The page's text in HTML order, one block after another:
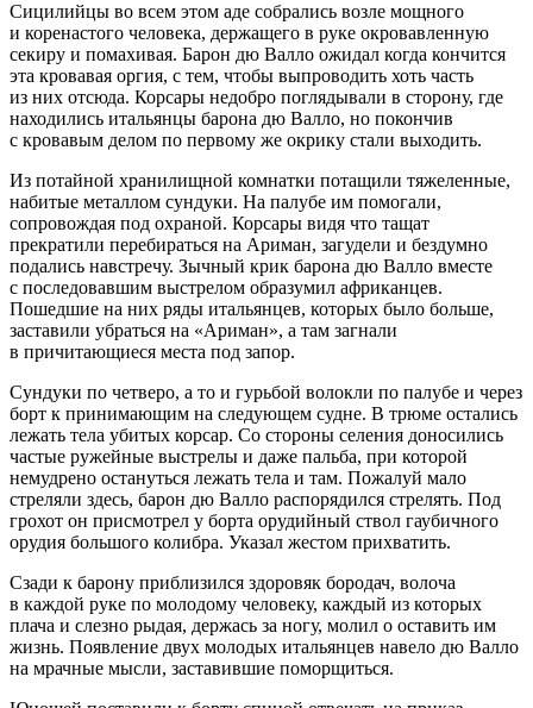
Сицилийцы во всем этом аде собрались возле мощного
и коренастого человека, держащего в руке окровавленную
секиру и помахивая. Барон дю Валло ожидал когда кончится
эта кровавая оргия, с тем, чтобы выпроводить хоть часть
из них отсюда. Корсары недобро поглядывали в сторону, где
находились итальянцы барона дю Валло, но покончив
с кровавым делом по первому же окрику стали выходить.
Из потайной хранилищной комнатки потащили тяжеленные,
набитые металлом сундуки. На палубе им помогали,
сопровождая под охраной. Корсары видя что тащат
прекратили перебираться на Ариман, загудели и бездумно
подались навстречу. Зычный крик барона дю Валло вместе
с последовавшим выстрелом образумил африканцев.
Пошедшие на них ряды итальянцев, которых было больше,
заставили убраться на «Ариман», а там загнали
в причитающиеся места под запор.
Сундуки по четверо, а то и гурьбой волокли по палубе и через
борт к принимающим на следующем судне. В трюме остались
лежать тела убитых корсар. Со стороны селения доносились
частые ружейные выстрелы и даже пальба, при которой
немудрено остануться лежать тела и там. Пожалуй мало
стреляли здесь, барон дю Валло распорядился стрелять. Под
грохот он присмотрел у борта орудийный ствол гаубичного
орудия большого колибра. Указал жестом прихватить.
Сзади к барону приблизился здоровяк бородач, волоча
в каждой руке по молодому человеку, каждый из которых
плача и слезно рыдая, держась за ногу, молил о оставить им
жизнь. Появление двух молодых итальянцев навело дю Валло
на мрачные мысли, заставившие поморщиться.